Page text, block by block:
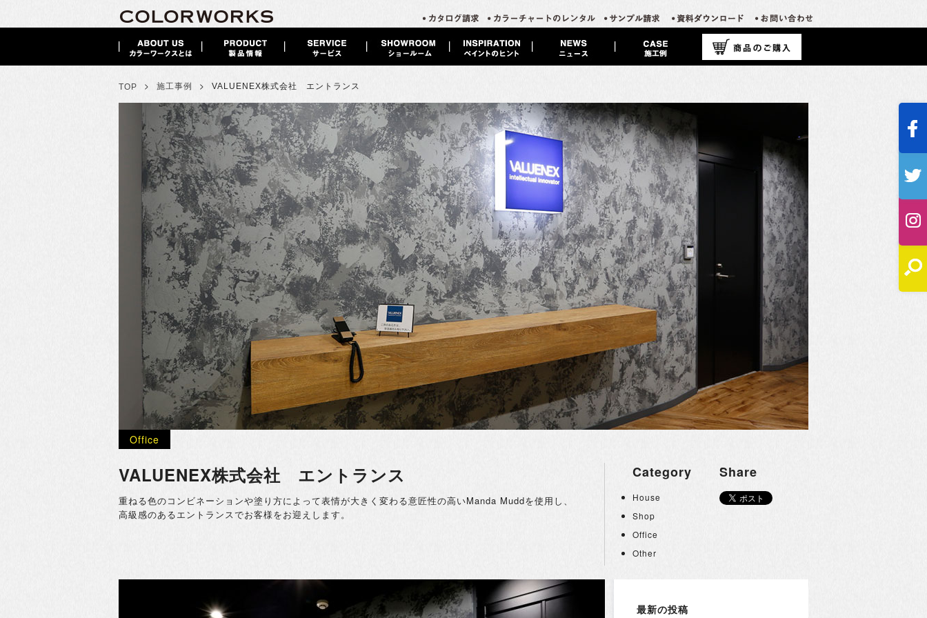
TOP > 施工事例 > VALUENEX株式会社 エントランス
Office
VALUENEX株式会社 エントランス
重ねる色のコンビネーションや塗り方によって表情が大きく変わる意匠性の高いManda Muddを使用し、
高級感のあるエントランスでお客様をお迎えします。
Category
House
Shop
Office
Other
Share
最新の投稿